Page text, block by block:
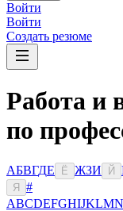
Войти
Войти
Создать резюме
Работа и
по
АБВГДЕ Ё ЖЗИ Й
Я
#
ABCDEFGHIJKLMN